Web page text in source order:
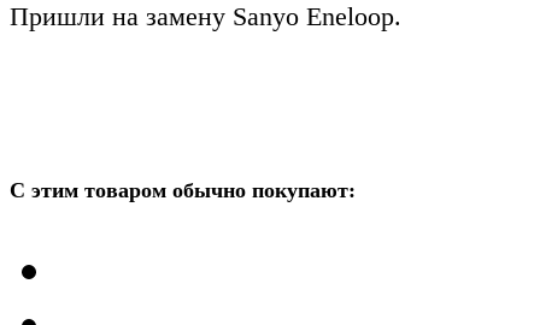
Пришли на замену Sanyo Eneloop.
С этим товаром обычно покупают: